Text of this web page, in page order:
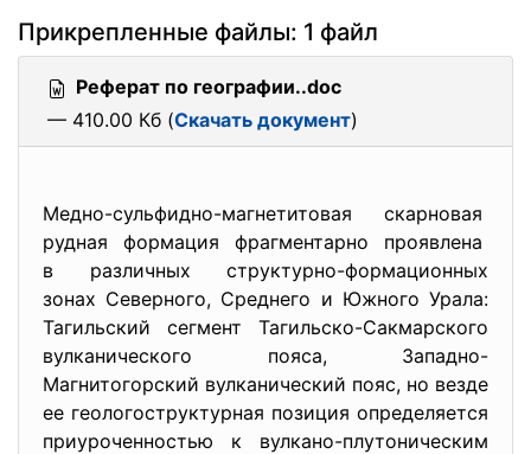
Прикрепленные файлы: 1 файл
Реферат по географии..doc
— 410.00 Кб (Скачать документ)
Медно-сульфидно-магнетитовая скарновая
рудная формация фрагментарно проявлена
в различных структурно-формационных
зонах Северного, Среднего и Южного Урала:
Тагильский сегмент Тагильско-Сакмарского
вулканического пояса, Западно-
Магнитогорский вулканический пояс, но везде
ее геологоструктурная позиция определяется
приуроченностью к вулкано-плутоническим